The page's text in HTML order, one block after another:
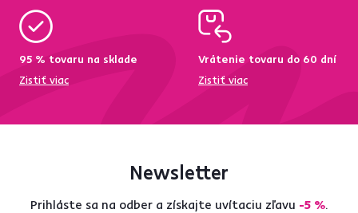
95 % tovaru na sklade
Zistiť viac
Vrátenie tovaru do 60 dní
Zistiť viac
Newsletter
Prihláste sa na odber a získajte uvítaciu zľavu -5 %.